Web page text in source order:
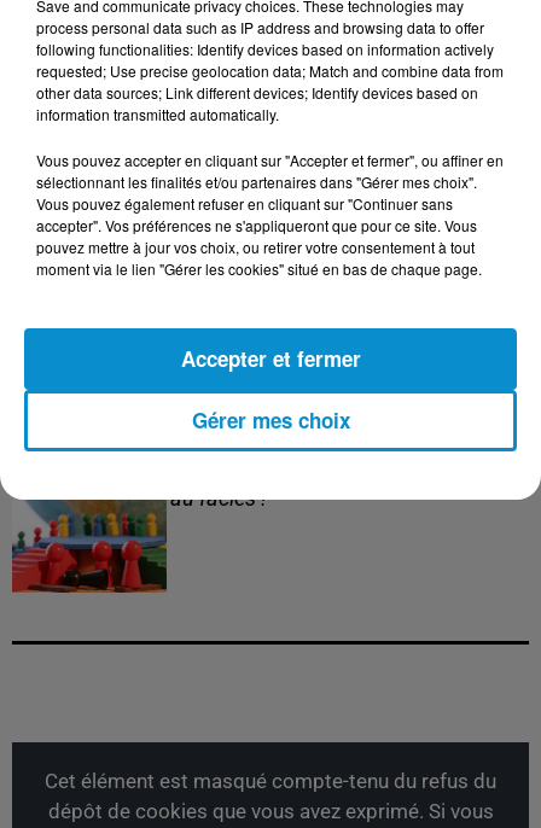
version policière !
Le banc des Verts va changer de main
!
3 août 2026
au faciès !
Cet élément est masqué compte-tenu du refus du
dépôt de cookies que vous avez exprimé. Si vous
Save and communicate privacy choices. These technologies may
process personal data such as IP address and browsing data to offer
following functionalities: Identify devices based on information actively
requested; Use precise geolocation data; Match and combine data from
other data sources; Link different devices; Identify devices based on
information transmitted automatically.
Vous pouvez accepter en cliquant sur "Accepter et fermer", ou affiner en
sélectionnant les finalités et/ou partenaires dans "Gérer mes choix".
Vous pouvez également refuser en cliquant sur "Continuer sans
accepter". Vos préférences ne s'appliqueront que pour ce site. Vous
pouvez mettre à jour vos choix, ou retirer votre consentement à tout
moment via le lien "Gérer les cookies" situé en bas de chaque page.
Gérer mes choix
Accepter et fermer